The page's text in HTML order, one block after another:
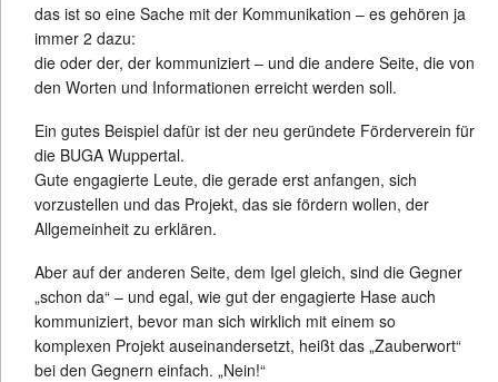
das ist so eine Sache mit der Kommunikation – es gehören ja
immer 2 dazu:
die oder der, der kommuniziert – und die andere Seite, die von
den Worten und Informationen erreicht werden soll.
Ein gutes Beispiel dafür ist der neu geründete Förderverein für
die BUGA Wuppertal.
Gute engagierte Leute, die gerade erst anfangen, sich
vorzustellen und das Projekt, das sie fördern wollen, der
Allgemeinheit zu erklären.
Aber auf der anderen Seite, dem Igel gleich, sind die Gegner
„schon da“ – und egal, wie gut der engagierte Hase auch
kommuniziert, bevor man sich wirklich mit einem so
komplexen Projekt auseinandersetzt, heißt das „Zauberwort“
bei den Gegnern einfach. „Nein!“